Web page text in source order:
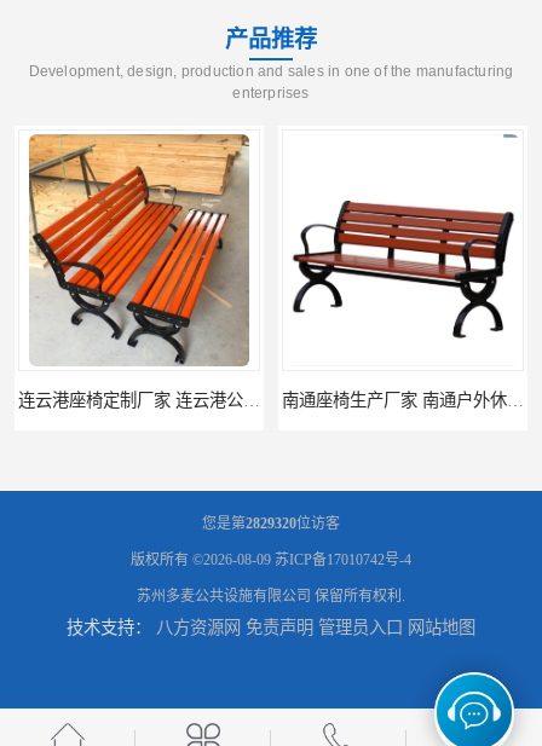
产品推荐
Development, design, production and sales in one of the manufacturing
enterprises
南通塑料垃圾桶生产厂家 南通塑料分类垃圾桶定做 南通小区垃圾桶批发价格 连云港分类垃圾桶生产厂 连云港塑料垃圾桶 制品厂 连云港景区垃圾桶定做
您是第2829320位访客
版权所有 ©2026-08-09 苏ICP备17010742号-4
苏州多麦公共设施有限公司 保留所有权利.
技术支持： 八方资源网 免责声明 管理员入口 网站地图